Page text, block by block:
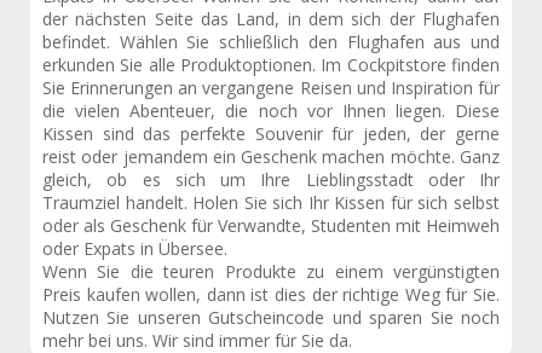
der nächsten Seite das Land, in dem sich der Flughafen
befindet. Wählen Sie schließlich den Flughafen aus und
erkunden Sie alle Produktoptionen. Im Cockpitstore finden
Sie Erinnerungen an vergangene Reisen und Inspiration für
die vielen Abenteuer, die noch vor Ihnen liegen. Diese
Kissen sind das perfekte Souvenir für jeden, der gerne
reist oder jemandem ein Geschenk machen möchte. Ganz
gleich, ob es sich um Ihre Lieblingsstadt oder Ihr
Traumziel handelt. Holen Sie sich Ihr Kissen für sich selbst
oder als Geschenk für Verwandte, Studenten mit Heimweh
oder Expats in Übersee.
Wenn Sie die teuren Produkte zu einem vergünstigten
Preis kaufen wollen, dann ist dies der richtige Weg für Sie.
Nutzen Sie unseren Gutscheincode und sparen Sie noch
mehr bei uns. Wir sind immer für Sie da.